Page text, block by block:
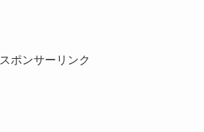
スポンサーリンク